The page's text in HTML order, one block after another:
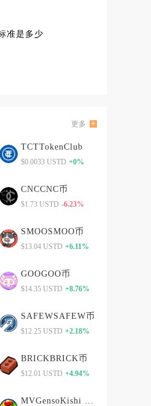
准是多少
更多
TCTTokenClub
$0.0033 USTD +0%
CNCCNC币
$1.73 USTD -6.23%
SMOOSMOO币
$13.04 USTD +6.11%
GOOGOO币
$14.35 USTD +8.76%
SAFEWSAFEW币
$12.25 USTD +2.18%
BRICKBRICK币
$12.01 USTD +4.94%